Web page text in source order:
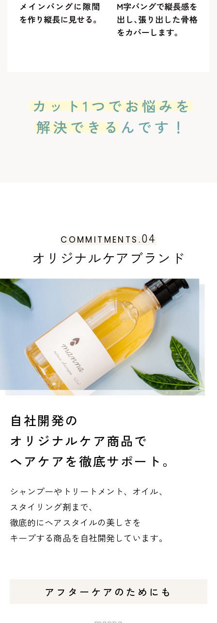
COMMITMENTS.04
オリジナルケアブランド
自社開発の
オリジナルケア商品で
ヘアケアを徹底サポート。
シャンプーやトリートメント、オイル、
スタイリング剤まで、
徹底的にヘアスタイルの美しさを
キープする商品を自社開発しています。
アフターケアのためにも